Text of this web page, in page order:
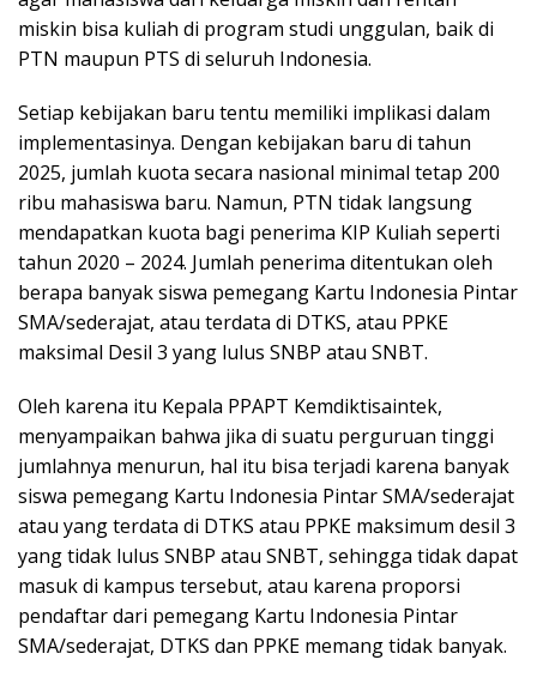
miskin bisa kuliah di program studi unggulan, baik di
PTN maupun PTS di seluruh Indonesia.
Setiap kebijakan baru tentu memiliki implikasi dalam
implementasinya. Dengan kebijakan baru di tahun
2025, jumlah kuota secara nasional minimal tetap 200
ribu mahasiswa baru. Namun, PTN tidak langsung
mendapatkan kuota bagi penerima KIP Kuliah seperti
tahun 2020 – 2024. Jumlah penerima ditentukan oleh
berapa banyak siswa pemegang Kartu Indonesia Pintar
SMA/sederajat, atau terdata di DTKS, atau PPKE
maksimal Desil 3 yang lulus SNBP atau SNBT.
Oleh karena itu Kepala PPAPT Kemdiktisaintek,
menyampaikan bahwa jika di suatu perguruan tinggi
jumlahnya menurun, hal itu bisa terjadi karena banyak
siswa pemegang Kartu Indonesia Pintar SMA/sederajat
atau yang terdata di DTKS atau PPKE maksimum desil 3
yang tidak lulus SNBP atau SNBT, sehingga tidak dapat
masuk di kampus tersebut, atau karena proporsi
pendaftar dari pemegang Kartu Indonesia Pintar
SMA/sederajat, DTKS dan PPKE memang tidak banyak.